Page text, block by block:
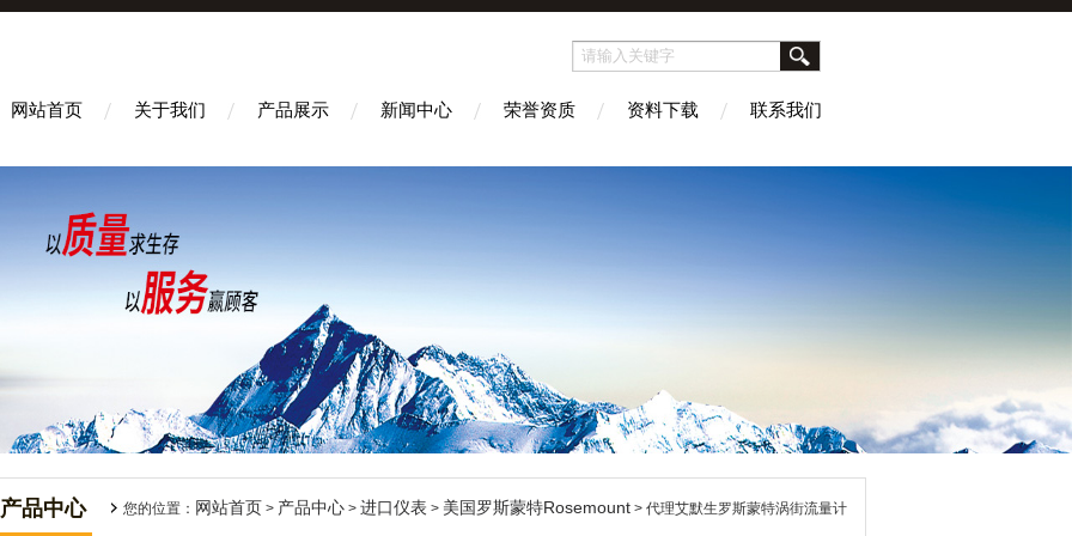
网站首页 关于我们 产品展示 新闻中心 荣誉资质 资料下载 联系我们
产品中心 您的位置： 网站首页 > 产品中心 > 进口仪表 > 美国罗斯蒙特Rosemount > 代理艾默生罗斯蒙特涡街流量计